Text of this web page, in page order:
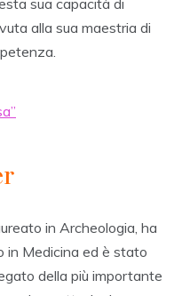
alla sua maestria di
in Archeologia, ha
in Medicina ed è stato
della più importante